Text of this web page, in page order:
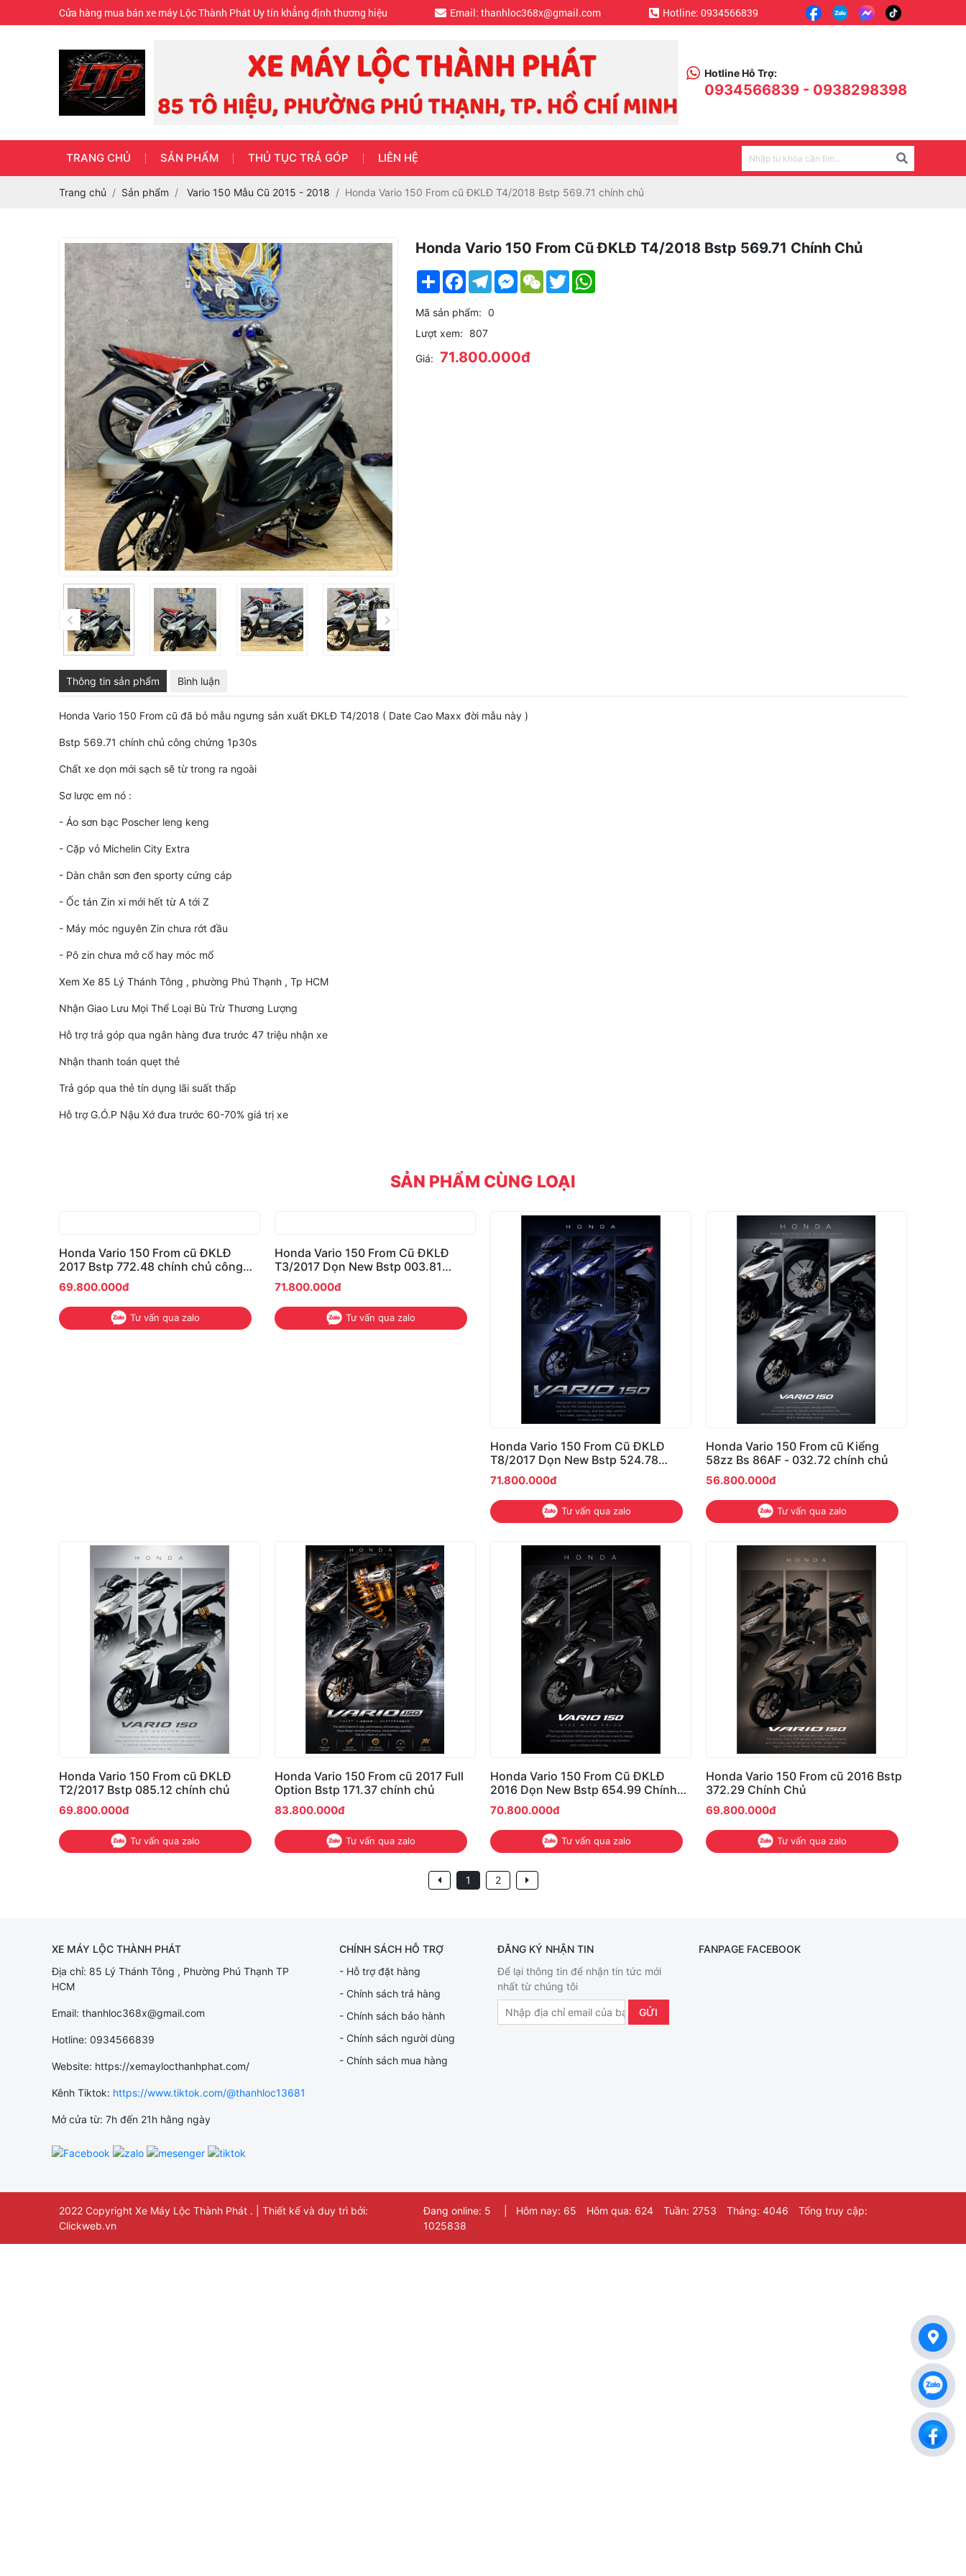
Cửa hàng mua bán xe máy Lộc Thành Phát Uy tín khẳng định thương hiệu Email: thanhloc368x@gmail.com Hotline: 0934566839
Hotline Hỗ Trợ:
0934566839 - 0938298398
TRANG CHỦ SẢN PHẨM THỦ TỤC TRẢ GÓP LIÊN HỆ
Trang chủ Sản phẩm Vario 150 Mẫu Cũ 2015 - 2018 Honda Vario 150 From cũ ĐKLĐ T4/2018 Bstp 569.71 chính chủ
Honda Vario 150 From Cũ ĐKLĐ T4/2018 Bstp 569.71 Chính Chủ
ShareFacebookTelegramMessenger
WeChatTwitterWhatsApp
Mã sản phẩm: 0
Lượt xem:
807
Giá: 71.800.000đ
Thông tin sản phẩm Bình luận
Honda Vario 150 From cũ đã bỏ mẫu ngưng sản xuất ĐKLĐ T4/2018 ( Date Cao Maxx đời mẫu này )
Bstp 569.71 chính chủ công chứng 1p30s
Chất xe dọn mới sạch sẽ từ trong ra ngoài
Sơ lược em nó :
- Áo sơn bạc Poscher leng keng
- Cặp vỏ Michelin City Extra
- Dàn chân sơn đen sporty cứng cáp
- Ốc tán Zin xi mới hết từ A tới Z
- Máy móc nguyên Zin chưa rớt đầu
- Pô zin chưa mở cổ hay móc mổ
Xem Xe 85 Lý Thánh Tông , phường Phú Thạnh , Tp HCM
Nhận Giao Lưu Mọi Thể Loại Bù Trừ Thương Lượng
Hỗ trợ trả góp qua ngân hàng đưa trước 47 triệu nhận xe
Nhận thanh toán quẹt thẻ
Trả góp qua thẻ tín dụng lãi suất thấp
Hỗ trợ G.Ó.P Nậu Xớ đưa trước 60-70% giá trị xe
SẢN PHẨM CÙNG LOẠI
Honda Vario 150 From cũ ĐKLĐ
2017 Bstp 772.48 chính chủ công
chứng 1p30s
69.800.000đ
Tư vấn qua zalo
Honda Vario 150 From Cũ ĐKLĐ
T3/2017 Dọn New Bstp 003.81
Chính chủ
71.800.000đ
Tư vấn qua zalo
Honda Vario 150 From Cũ ĐKLĐ
T8/2017 Dọn New Bstp 524.78
Chính chủ công chứng 1p30s
71.800.000đ
Tư vấn qua zalo
Honda Vario 150 From cũ Kiểng
58zz Bs 86AF - 032.72 chính chủ
56.800.000đ
Tư vấn qua zalo
Honda Vario 150 From cũ ĐKLĐ
T2/2017 Bstp 085.12 chính chủ
69.800.000đ
Tư vấn qua zalo
Honda Vario 150 From cũ 2017 Full
Option Bstp 171.37 chính chủ
83.800.000đ
Tư vấn qua zalo
Honda Vario 150 From Cũ ĐKLĐ
2016 Dọn New Bstp 654.99 Chính
Chủ
70.800.000đ
Tư vấn qua zalo
Honda Vario 150 From cũ 2016 Bstp
372.29 Chính Chủ
69.800.000đ
Tư vấn qua zalo
1 2
XE MÁY LỘC THÀNH PHÁT
Địa chỉ: 85 Lý Thánh Tông , Phường Phú Thạnh TP
HCM
Email: thanhloc368x@gmail.com
Hotline: 0934566839
Website: https://xemaylocthanhphat.com/
Kênh Tiktok: https://www.tiktok.com/@thanhloc13681
Mở cửa từ: 7h đến 21h hằng ngày
CHÍNH SÁCH HỖ TRỢ
- Hỗ trợ đặt hàng
- Chính sách trả hàng
- Chính sách bảo hành
- Chính sách người dùng
- Chính sách mua hàng
ĐĂNG KÝ NHẬN TIN
Để lại thông tin để nhận tin tức mới
nhất từ chúng tôi
FANPAGE FACEBOOK
2022 Copyright Xe Máy Lộc Thành Phát . | Thiết kế và duy trì bởi:
Clickweb.vn
Đang online: 5 Hôm nay: 65 Hôm qua: 624 Tuần: 2753 Tháng: 4046
Tổng truy cập:
1025838